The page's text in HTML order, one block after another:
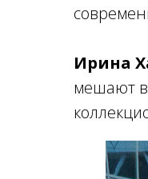
Ирина
мешают